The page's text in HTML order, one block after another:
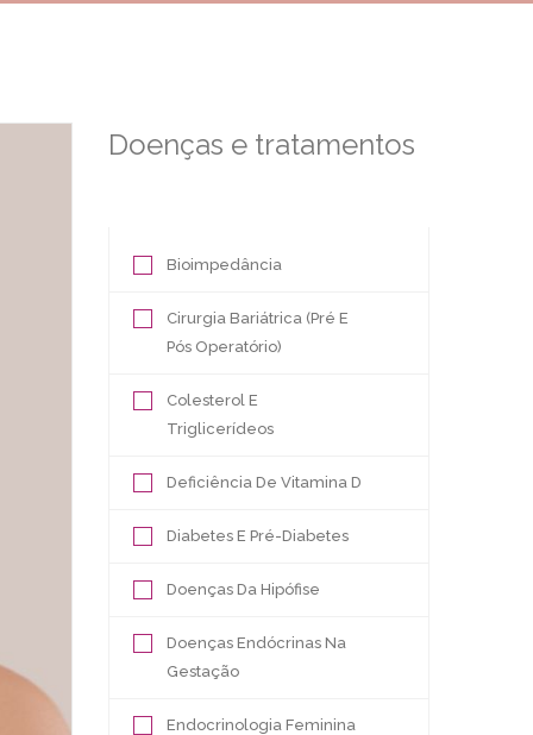
Doenças e tratamentos
Bioimpedância
Cirurgia Bariátrica (Pré E
Pós Operatório)
Colesterol E
Triglicerídeos
Deficiência De Vitamina D
Diabetes E Pré-Diabetes
Doenças Da Hipófise
Doenças Endócrinas Na
Gestação
Endocrinologia Feminina